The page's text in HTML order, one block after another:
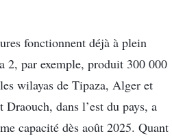
fonctionnent déjà à plein
2, par exemple, produit 300 000
wilayas de Tipaza, Alger et
dans l’est du pays, a
capacité dès août 2025. Quant